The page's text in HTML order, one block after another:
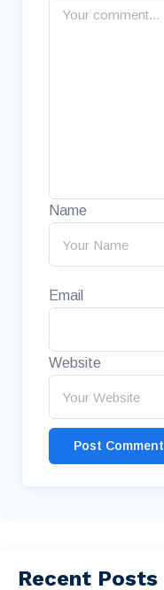
Name
Email
Website
Post Comment
Recent Posts